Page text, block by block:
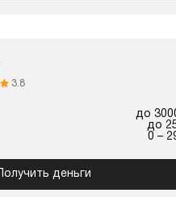
3.8
до
до
0 –
Получить деньги